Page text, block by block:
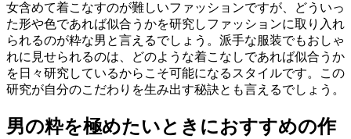
女含めて着こなすのが難しいファッションですが、どういっ
た形や色であれば似合うかを研究しファッションに取り入れ
られるのが粋な男と言えるでしょう。派手な服装でもおしゃ
れに見せられるのは、どのような着こなしであれば似合うか
を日々研究しているからこそ可能になるスタイルです。この
研究が自分のこだわりを生み出す秘訣とも言えるでしょう。
男の粋を極めたいときにおすすめの作